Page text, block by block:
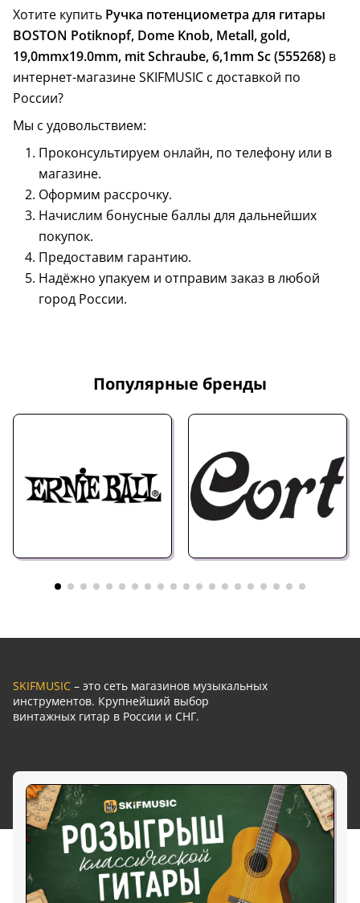
Хотите купить Ручка потенциометра для гитары
BOSTON Potiknopf, Dome Knob, Metall, gold,
19,0mmx19.0mm, mit Schraube, 6,1mm Sc (555268) в
интернет-магазине SKIFMUSIC с доставкой по
России?
Мы с удовольствием:
Проконсультируем онлайн, по телефону или в
магазине.
Оформим рассрочку.
Начислим бонусные баллы для дальнейших
покупок.
Предоставим гарантию.
Надёжно упакуем и отправим заказ в любой
город России.
Популярные бренды
SKIFMUSIC – это сеть магазинов музыкальных
инструментов. Крупнейший выбор
винтажных гитар в России и СНГ.